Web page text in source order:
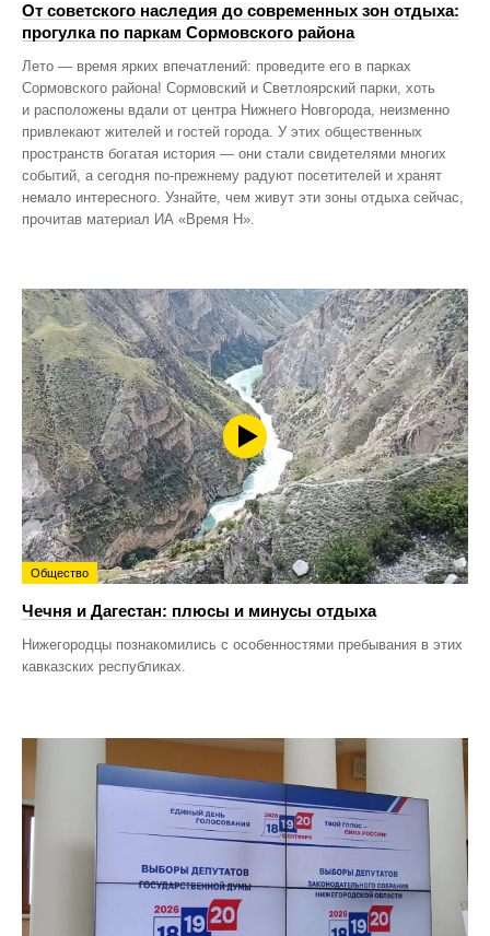
От советского наследия до современных зон отдыха:
прогулка по паркам Сормовского района
Лето — время ярких впечатлений: проведите его в парках
Сормовского района! Сормовский и Светлоярский парки, хоть
и расположены вдали от центра Нижнего Новгорода, неизменно
привлекают жителей и гостей города. У этих общественных
пространств богатая история — они стали свидетелями многих
событий, а сегодня по‑прежнему радуют посетителей и хранят
немало интересного. Узнайте, чем живут эти зоны отдыха сейчас,
прочитав материал ИА «Время Н».
Общество
Чечня и Дагестан: плюсы и минусы отдыха
Нижегородцы познакомились с особенностями пребывания в этих
кавказских республиках.